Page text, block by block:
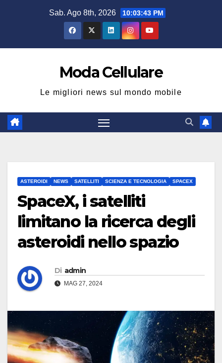
Sab. Ago 8th, 2026 10:03:43 PM
Moda Cellulare
Le migliori news sul mondo mobile
ASTEROIDI NEWS SATELLITI SCIENZA E TECNOLOGIA SPACEX
SpaceX, i satelliti
limitano la ricerca degli
asteroidi nello spazio
Di admin
MAG 27, 2024